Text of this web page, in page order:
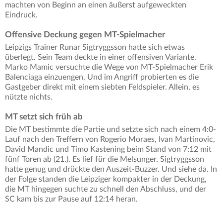
machten von Beginn an einen äußerst aufgeweckten
Eindruck.
Offensive Deckung gegen MT-Spielmacher
Leipzigs Trainer Runar Sigtryggsson hatte sich etwas
überlegt. Sein Team deckte in einer offensiven Variante.
Marko Mamic versuchte die Wege von MT-Spielmacher Erik
Balenciaga einzuengen. Und im Angriff probierten es die
Gastgeber direkt mit einem siebten Feldspieler. Allein, es
nützte nichts.
MT setzt sich früh ab
Die MT bestimmte die Partie und setzte sich nach einem 4:0-
Lauf nach den Treffern von Rogerio Moraes, Ivan Martinovic,
David Mandic und Timo Kastening beim Stand von 7:12 mit
fünf Toren ab (21.). Es lief für die Melsunger. Sigtryggsson
hatte genug und drückte den Auszeit-Buzzer. Und siehe da. In
der Folge standen die Leipziger kompakter in der Deckung,
die MT hingegen suchte zu schnell den Abschluss, und der
SC kam bis zur Pause auf 12:14 heran.